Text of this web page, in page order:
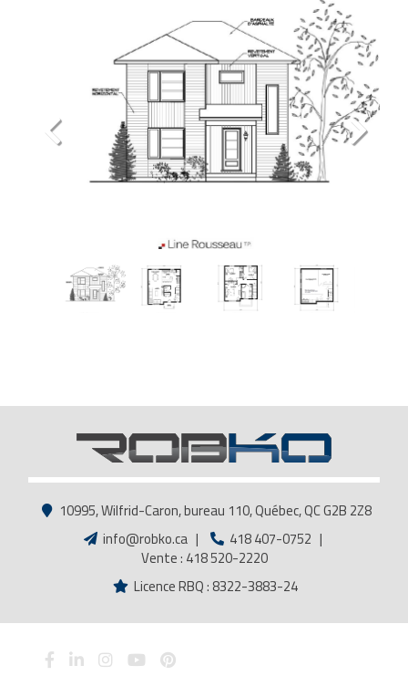
10995, Wilfrid-Caron, bureau 110, Québec, QC G2B 2Z8
info@robko.ca | 418 407-0752 |
Vente : 418 520-2220
Licence RBQ : 8322-3883-24